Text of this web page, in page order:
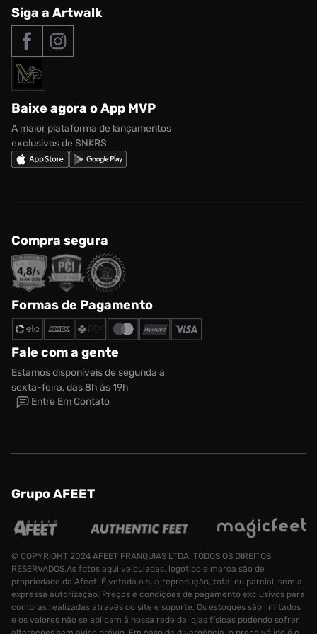
Outlet
Roupas
Acessórios
Marcas
adidas Samba
Nike Air Max
adidas Adi2000
adidas Campus
Nike Shox
Seja um franqueado
Nossas lojas
Termos de uso
Política de privacidade
Regulamento CRM/ CASHBACK
Regulamento Cupom
Central de Relacionamento
Tipos de entrega
Formas de Pagamento
Solicite seus dados
Siga a Artwalk
Baixe agora o App MVP
A maior plataforma de lançamentos
exclusivos de SNKRS
Compra segura
Formas de Pagamento
Fale com a gente
Estamos disponíveis de segunda a
sexta-feira, das 8h às 19h
Entre Em Contato
Grupo AFEET
© COPYRIGHT 2024 AFEET FRANQUIAS LTDA. TODOS OS DIREITOS
RESERVADOS.As fotos aqui veiculadas, logotipo e marca são de
propriedade da Afeet. É vetada a sua reprodução, total ou parcial, sem a
expressa autorização. Preços e condições de pagamento exclusivos para
compras realizadas através do site e suporte. Os estoques são limitados
e os valores não se aplicam à nossa rede de lojas físicas podendo sofrer